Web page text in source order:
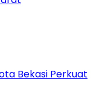
Bekasi Perkuat